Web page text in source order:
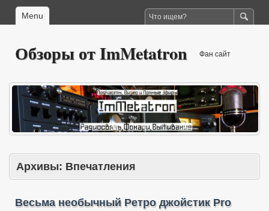
Menu
Обзоры от ImMetatron Фан сайт
Архивы: Впечатления
Весьма необычный Ретро джойстик Pro